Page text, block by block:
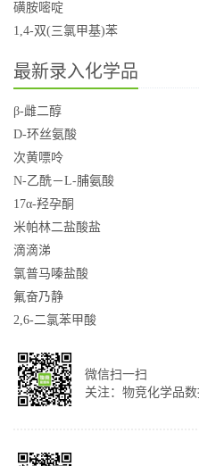
磺胺嘧啶
1,4-双(三氯甲基)苯
最新录入化学品
β-雌二醇
D-环丝氨酸
次黄嘌呤
N-乙酰－L-脯氨酸
17α-羟孕酮
米帕林二盐酸盐
滴滴涕
氯普马嗪盐酸
氟奋乃静
2,6-二氯苯甲酸
微信扫一扫
关注：物竞化学品